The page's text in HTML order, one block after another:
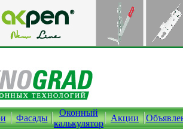
Фасады
Оконный
калькулятор
Акции